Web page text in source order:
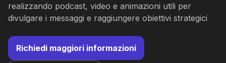
realizzando podcast, video e animazioni utili per
divulgare i messaggi e raggiungere obiettivi strategici
Richiedi maggiori informazioni